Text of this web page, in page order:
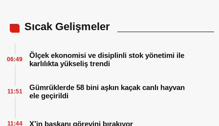
Sıcak Gelişmeler
Ölçek ekonomisi ve disiplinli stok yönetimi ile
karlılıkta yükseliş trendi
06:49
Gümrüklerde 58 bini aşkın kaçak canlı hayvan
ele geçirildi
11:51
X’in başkanı görevini bırakıyor
11:44